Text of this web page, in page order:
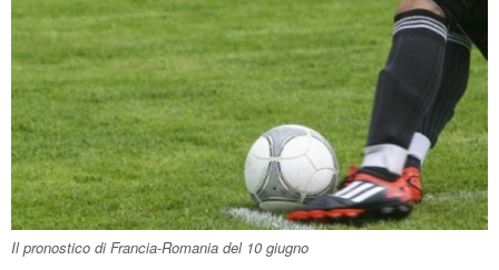
Il pronostico di Francia-Romania del 10 giugno